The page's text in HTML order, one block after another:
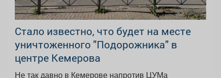
Стало известно, что будет на месте
уничтоженного "Подорожника" в
центре Кемерова
Не так давно в Кемерове напротив ЦУМа